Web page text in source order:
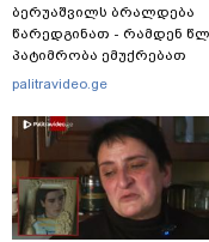
ბერუაშვილს ბრალდება
წარედგინათ - რამდენ
პატიმრობა ემუქრებათ
არასრულწლოვნებს?
palitravideo.ge